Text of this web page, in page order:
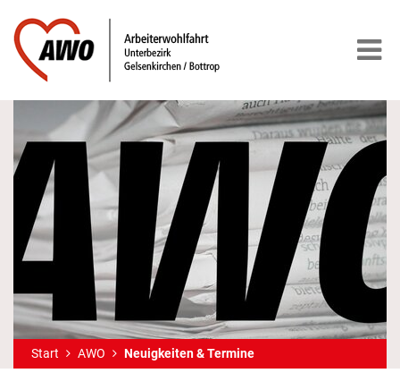
Start AWO Neuigkeiten & Termine